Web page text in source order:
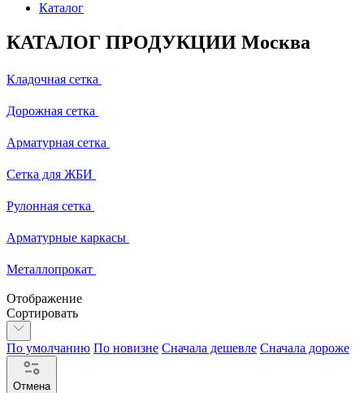
Каталог
КАТАЛОГ ПРОДУКЦИИ Москва
Кладочная сетка
Дорожная сетка
Арматурная сетка
Сетка для ЖБИ
Рулонная сетка
Арматурные каркасы
Металлопрокат
Отображение
Сортировать
По умолчанию По новизне Сначала дешевле Сначала дороже
Отмена